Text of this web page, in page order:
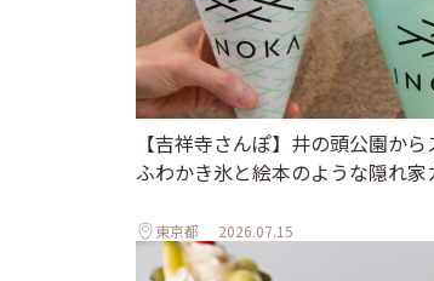
【吉祥寺さんぽ】井の頭公園か
ふわかき氷と絵本のような隠れ家
東京都 2026.07.15